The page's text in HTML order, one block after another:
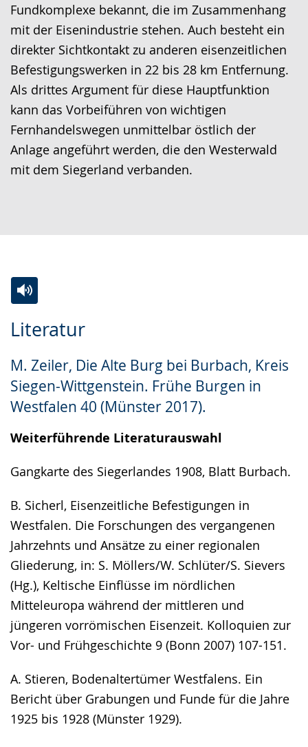
Fundkomplexe bekannt, die im Zusammenhang
mit der Eisenindustrie stehen. Auch besteht ein
direkter Sichtkontakt zu anderen eisenzeitlichen
Befestigungswerken in 22 bis 28 km Entfernung.
Als drittes Argument für diese Hauptfunktion
kann das Vorbeiführen von wichtigen
Fernhandelswegen unmittelbar östlich der
Anlage angeführt werden, die den Westerwald
mit dem Siegerland verbanden.
Literatur
M. Zeiler, Die Alte Burg bei Burbach, Kreis
Siegen-Wittgenstein. Frühe Burgen in
Westfalen 40 (Münster 2017).
Weiterführende Literaturauswahl
Gangkarte des Siegerlandes 1908, Blatt Burbach.
B. Sicherl, Eisenzeitliche Befestigungen in
Westfalen. Die Forschungen des vergangenen
Jahrzehnts und Ansätze zu einer regionalen
Gliederung, in: S. Möllers/W. Schlüter/S. Sievers
(Hg.), Keltische Einflüsse im nördlichen
Mitteleuropa während der mittleren und
jüngeren vorrömischen Eisenzeit. Kolloquien zur
Vor- und Frühgeschichte 9 (Bonn 2007) 107-151.
A. Stieren, Bodenaltertümer Westfalens. Ein
Bericht über Grabungen und Funde für die Jahre
1925 bis 1928 (Münster 1929).
Leichten
wechseln.
Audio-
Video
Deutscher
Gebärdensprache
wird
angezeigt.